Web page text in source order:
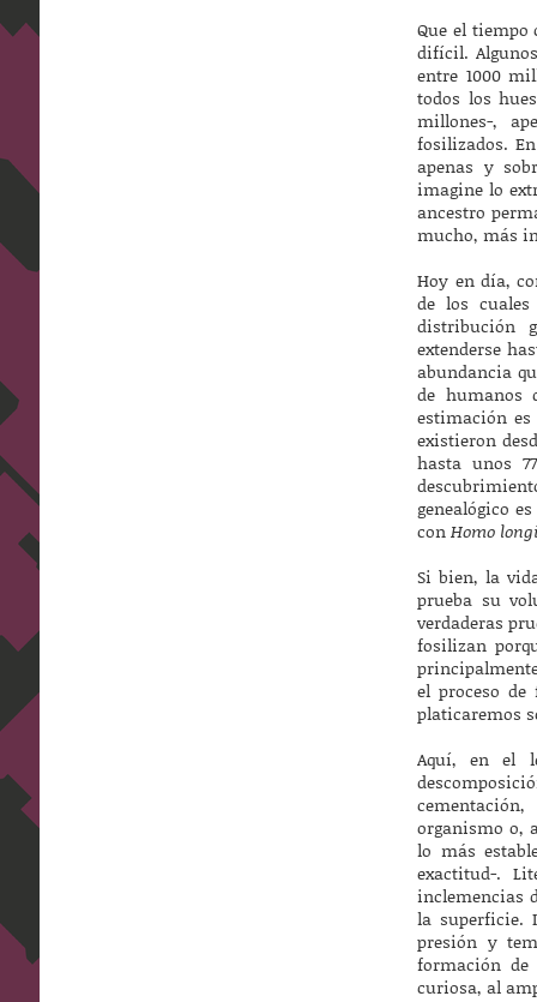
Que el tiempo
difícil.
entre 1000
todos los
millones-,
fosilizados.
apenas y
imagine lo
ancestro
mucho, más
Hoy en día,
de los
distribución
extenderse
abundancia
de humanos
estimación
existieron
hasta unos
genealógico
conHomo
Si bien, la
prueba su
verdaderas
fosilizan
el proceso
platicaremos
Aquí, en el
organismo o,
lo más
exactitud-.
inclemencias
la superficie.
presión y
formación de
curiosa, al